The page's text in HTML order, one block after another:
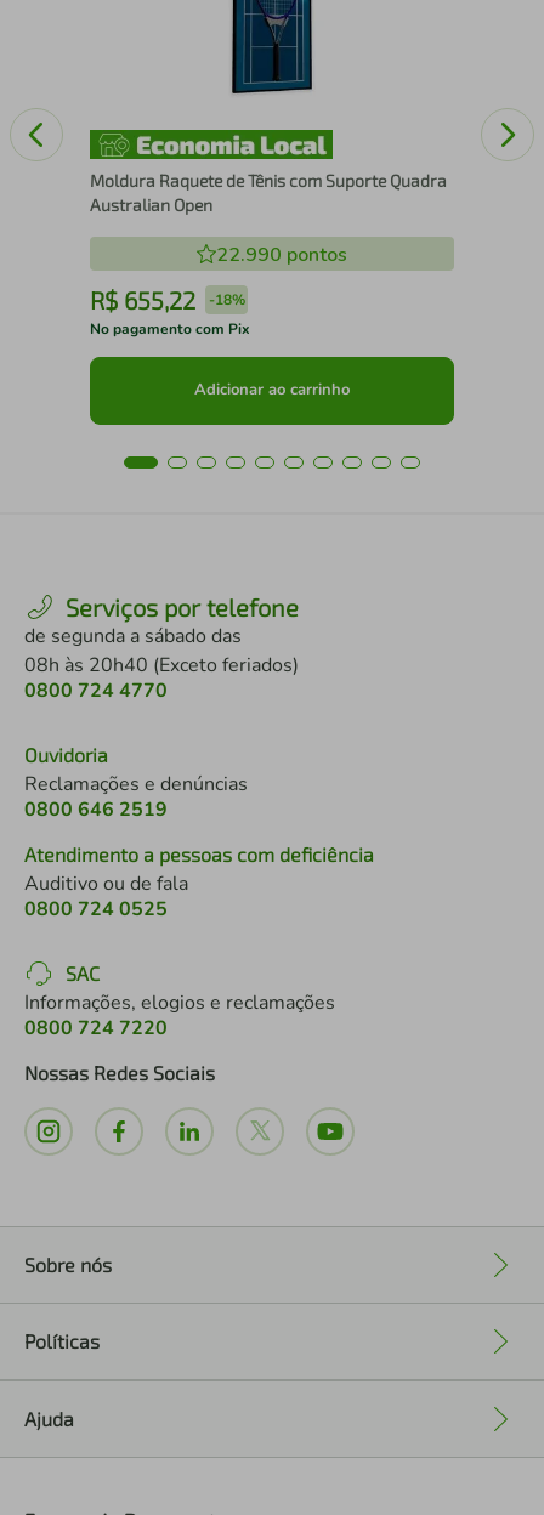
Moldura Raquete de Tênis com Suporte Quadra
Australian Open
22.990 pontos
R$ 655,22 -18%
No pagamento com Pix
Adicionar ao carrinho
Serviços por telefone
de segunda a sábado das
08h às 20h40 (Exceto feriados)
0800 724 4770
Ouvidoria
Reclamações e denúncias
0800 646 2519
Atendimento a pessoas com deficiência
Auditivo ou de fala
0800 724 0525
SAC
Informações, elogios e reclamações
0800 724 7220
Nossas Redes Sociais
Sobre nós
Políticas
Ajuda